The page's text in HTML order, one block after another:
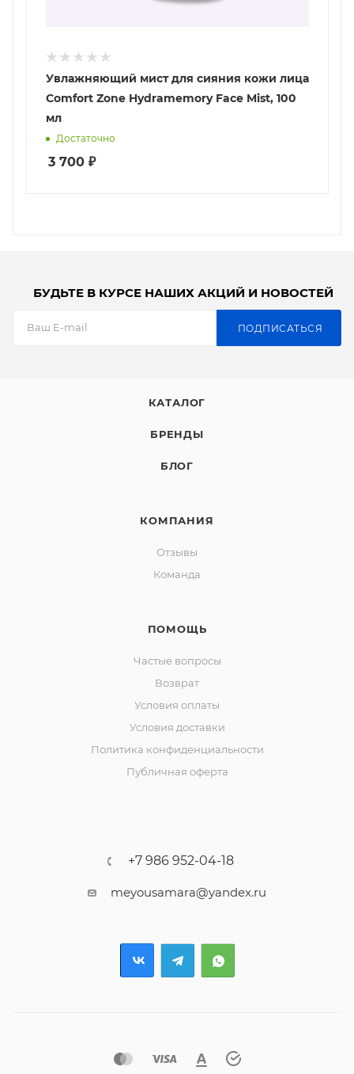
Увлажняющий мист для сияния кожи лица
Comfort Zone Hydramemory Face Mist, 100
мл
Достаточно
3 700 ₽
БУДЬТЕ В КУРСЕ НАШИХ АКЦИЙ И НОВОСТЕЙ
ПОДПИСАТЬСЯ
КАТАЛОГ
БРЕНДЫ
БЛОГ
КОМПАНИЯ
Отзывы
Команда
ПОМОЩЬ
Частые вопросы
Возврат
Условия оплаты
Условия доставки
Политика конфиденциальности
Публичная оферта
+7 986 952-04-18
meyousamara@yandex.ru